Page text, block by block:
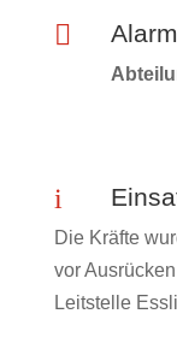

i
Die Kräfte
vor
Leitstelle